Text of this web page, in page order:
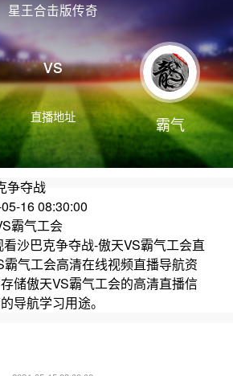
星王合击版传奇
vs
直播地址 霸气
争夺战
16 08:30:00
霸气工会
看沙巴克争夺战-傲天VS霸气工会直
气工会高清在线视频直播导航资
储傲天VS霸气工会的高清直播信
导航学习用途。